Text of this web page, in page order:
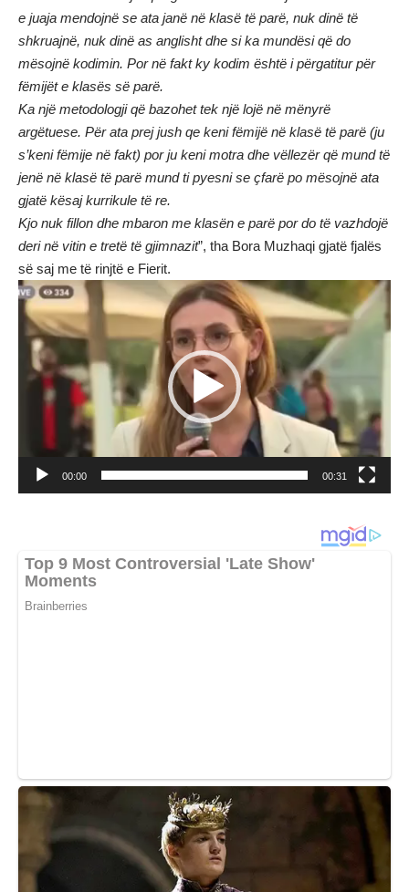
e juaja mendojnë se ata janë në klasë të parë, nuk dinë të
shkruajnë, nuk dinë as anglisht dhe si ka mundësi që do
mësojnë kodimin. Por në fakt ky kodim është i përgatitur për
fëmijët e klasës së parë.
Ka një metodologji që bazohet tek një lojë në mënyrë
argëtuese. Për ata prej jush qe keni fëmijë në klasë të parë (ju
s’keni fëmije në fakt) por ju keni motra dhe vëllezër që mund të
jenë në klasë të parë mund ti pyesni se çfarë po mësojnë ata
gjatë kësaj kurrikule të re.
Kjo nuk fillon dhe mbaron me klasën e parë por do të vazhdojë
deri në vitin e tretë të gjimnazit”, tha Bora Muzhaqi gjatë fjalës
së saj me të rinjtë e Fierit.
Lojtës
Videosh
00:00 00:31